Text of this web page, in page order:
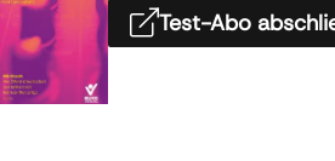
Test-Abo